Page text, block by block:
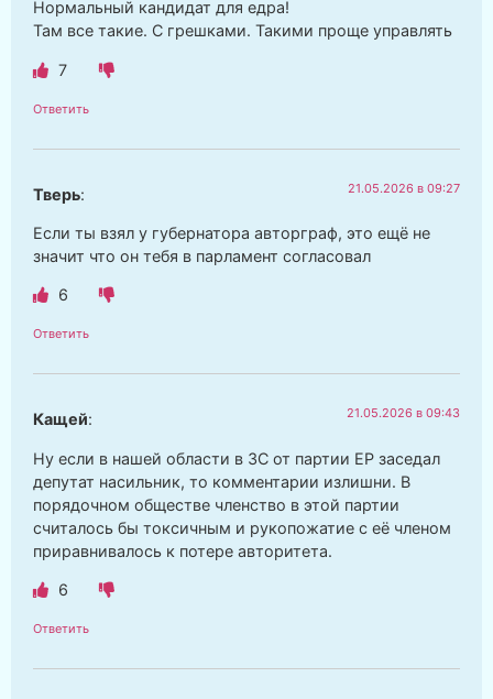
Нормальный кандидат для едра!
Там все такие. С грешками. Такими проще управлять
7
Ответить
Тверь: 21.05.2026 в 09:27
Если ты взял у губернатора авторграф, это ещё не
значит что он тебя в парламент согласовал
6
Ответить
Кащей: 21.05.2026 в 09:43
Ну если в нашей области в ЗС от партии ЕР заседал
депутат насильник, то комментарии излишни. В
порядочном обществе членство в этой партии
считалось бы токсичным и рукопожатие с её членом
приравнивалось к потере авторитета.
6
Ответить